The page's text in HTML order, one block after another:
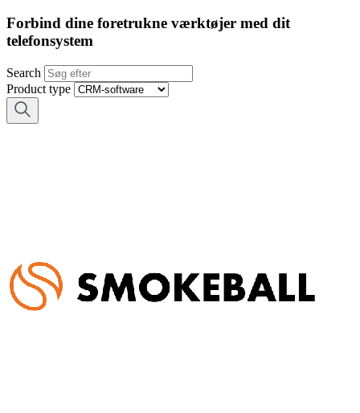
Forbind dine foretrukne værktøjer med dit
telefonsystem
Search
Product type